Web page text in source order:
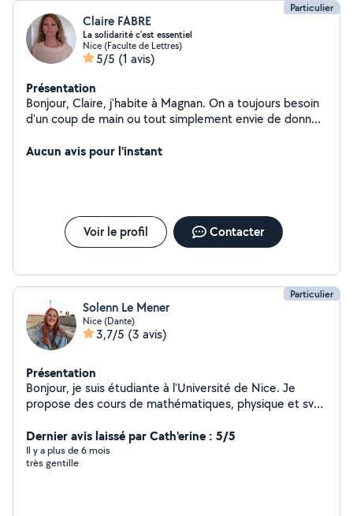
Particulier
Claire FABRE
La solidarité c'est essentiel
Nice (Faculte de Lettres)
5/5 (1 avis)
Présentation
Bonjour, Claire, j'habite à Magnan. On a toujours besoin
d'un coup de main ou tout simplement envie de donner
autres alors : vive allo voisins !
Aucun avis pour l'instant
Voir le profil Contacter
Particulier
Solenn Le Mener
Nice (Dante)
3,7/5 (3 avis)
Présentation
Bonjour, je suis étudiante à l'Université de Nice. Je
propose des cours de mathématiques, physique et svt
Dernier avis laissé par Cath'erine : 5/5
Il y a plus de 6 mois
très gentille